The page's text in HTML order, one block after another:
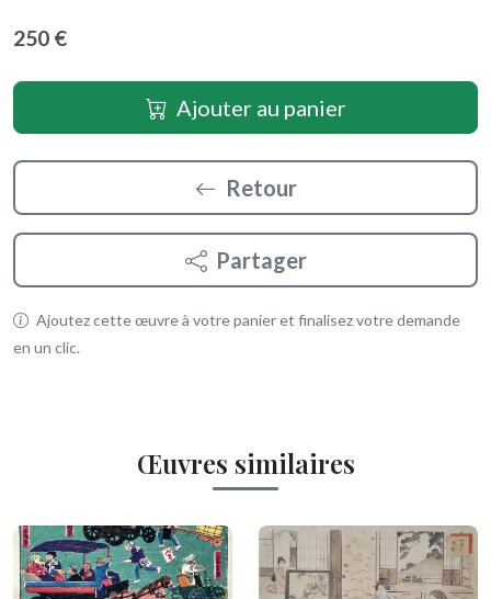
250 €
Ajouter au panier
Retour
Partager
Ajoutez cette œuvre à votre panier et finalisez votre demande
en un clic.
Œuvres similaires